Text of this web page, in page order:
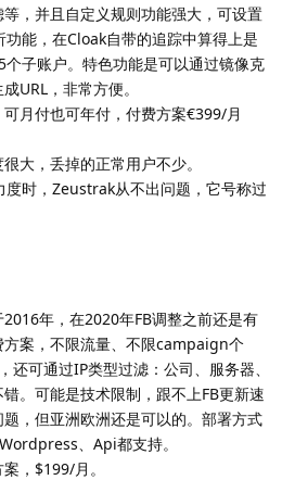
，并且自定义规则功能强大，可设置
能，在Cloak自带的追踪中算得上是
子账户。特色功能是可以通过镜像克
URL，非常方便。
月付也可年付，付费方案€399/月
大，丢掉的正常用户不少。
度时，Zeustrak从不出问题，它号称过
年，在2020年FB调整之前还是有
案，不限流量、不限campaign个
还可通过IP类型过滤：公司、服务器、
。可能是技术限制，跟不上FB更新速
，但亚洲欧洲还是可以的。部署方式
、Api都支持。
，$199/月。